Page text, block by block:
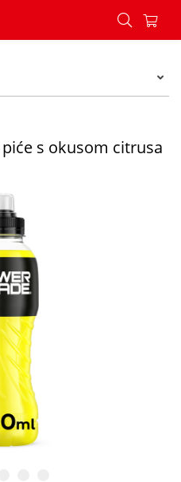
piće s okusom citrusa
s okusom citrusa